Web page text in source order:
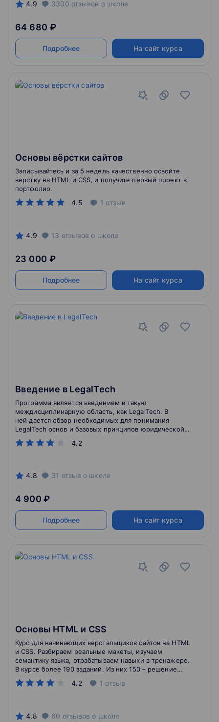
4.9 3300 отзывов о школе
64 680 ₽
Подробнее На сайт курса
Основы вёрстки сайтов
4.5 1 отзыв
Записывайтесь и за 5 недель качественно освойте
верстку на HTML и CSS, и получите первый проект в
портфолио.
4.9 13 отзывов о школе
23 000 ₽
Подробнее На сайт курса
Введение в LegalTech
4.2
Программа является введением в такую
междисциплинарную область, как LegalTech. В
ней дается обзор необходимых для понимания
LegalTech основ и базовых принципов юридической
деятельности, а также анализ существующих
решений. Параллельно рассматриваются вопросы
безопасности использования инструментов
LegalTech. Освоив программу, обучающийся
возможных направлений для дальнейшего развития
4.8 31 отзыв о школе
4 900 ₽
Подробнее На сайт курса
Основы HTML и CSS
4.2 1 отзыв
Курс для начинающих верстальщиков сайтов на HTML
и CSS. Разбираем реальные макеты, изучаем
семантику языка, отрабатываем навыки в тренажере.
В курсе более 190 заданий. Из них 150 – решение
практических задач.
4.8 60 отзывов о школе